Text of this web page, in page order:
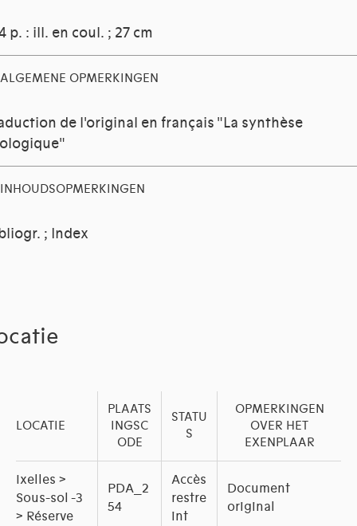
p. : ill. en coul. ; 27 cm
ALGEMENE OPMERKINGEN
de l'original en français "La synthèse
INHOUDSOPMERKINGEN
; Index
LOCATIE
PLAATS
INGSC
ODE
STATU
S
OPMERKINGEN
OVER HET
EXENPLAAR
Ixelles >
Sous-sol -3
> Réserve
PDA_2
54
Accès
restre
int
Document
original